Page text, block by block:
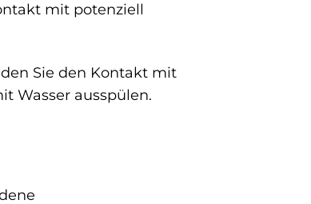
mit potenziell
Sie den Kontakt mit
Wasser ausspülen.